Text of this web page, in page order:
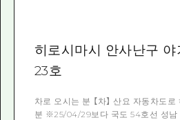
히로시마시 안사난구
23호
차로 오시는 분 【차】 산요 자동차도
분 ※25/04/29보다 국도 54호선 성남